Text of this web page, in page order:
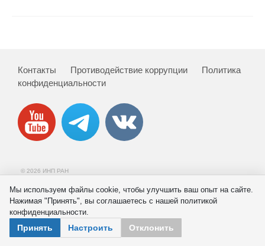
Материалы для СМИ
Публикации
Научная жизнь
О журнале
Номера журналов
Контакты Противодействие коррупции
Политика
конфиденциальности
© 2026 ИНП РАН
Мы используем файлы cookie, чтобы улучшить ваш опыт на сайте.
Нажимая "Принять", вы соглашаетесь с нашей политикой
конфиденциальности.
Принять Настроить Отклонить